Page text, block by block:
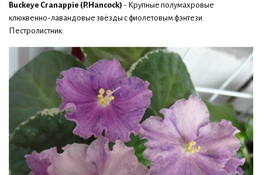
Buckeye Cranappie (P.Hancock) - Крупные полумахровые
клюквенно-лавандовые звёзды с фиолетовым фэнтези.
Пестролистник: